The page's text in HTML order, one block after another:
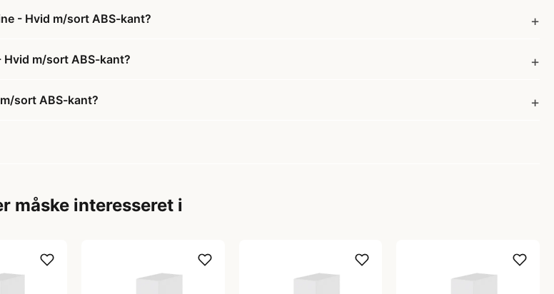
- Hvid m/sort ABS-kant?
m/sort ABS-kant?
sort ABS-kant?
måske interesseret i